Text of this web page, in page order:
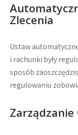
Zlecenia
Ustaw
i rachunki były
sposób
regulowaniu
Zarządzanie